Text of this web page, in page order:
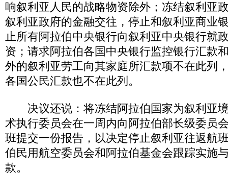
响叙利亚人民的战略物资除外；冻结叙利亚
叙利亚政府的金融交往，停止和叙利亚商业
止所有阿拉伯中央银行向叙利亚中央银行就
资；请求阿拉伯各国中央银行监控银行汇款
外的叙利亚劳工向其家庭所汇款项不在此列
各国公民汇款也不在此列。
决议还说：将冻结阿拉伯国家为叙利亚
术执行委员会在一周内向阿拉伯部长级委员
班提交一份报告，以决定停止叙利亚往返航
伯民用航空委员会和阿拉伯基金会跟踪实施
款。